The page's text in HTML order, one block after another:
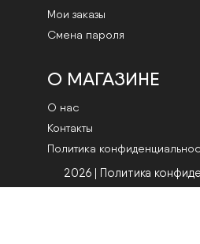
Мои заказы
Смена пароля
О МАГАЗИНЕ
О нас
Контакты
Политика
2026 | Политика